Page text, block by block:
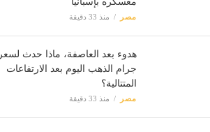
مصر منذ 33 دقيقة
هدوء بعد العاصفة، ماذا حدث لسعر
جرام الذهب اليوم بعد الارتفاعات
المتتالية؟
مصر منذ 33 دقيقة